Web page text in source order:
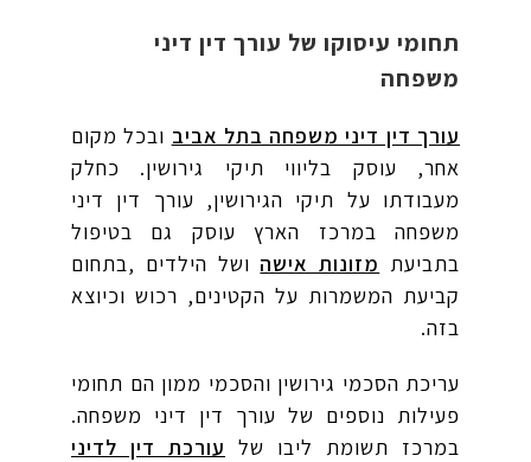
תחומי עיסוקו של עורך דין דיני
משפחה
עורך דין דיני משפחה בתל אביב ובכל מקום
אחר, עוסק בליווי תיקי גירושין. כחלק
מעבודתו על תיקי הגירושין, עורך דין דיני
משפחה במרכז הארץ עוסק גם בטיפול
בתביעת מזונות אישה ושל הילדים ,בתחום
קביעת המשמרות על הקטינים, רכוש וכיוצא
בזה.
עריכת הסכמי גירושין והסכמי ממון הם תחומי
פעילות נוספים של עורך דין דיני משפחה.
במרכז תשומת ליבו של עורכת דין לדיני